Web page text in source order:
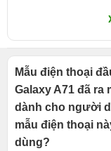
Mẫu điện thoại
Galaxy A71 đã ra
dành cho người
mẫu điện thoại
dùng?